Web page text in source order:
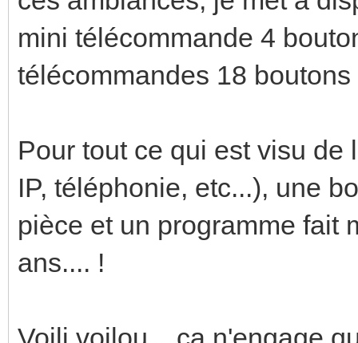
mini télécommande 4
télécommandes 18 boutons
Pour tout ce qui est visu de
IP, téléphonie, etc...), une
pièce et un programme fait
ans.... !